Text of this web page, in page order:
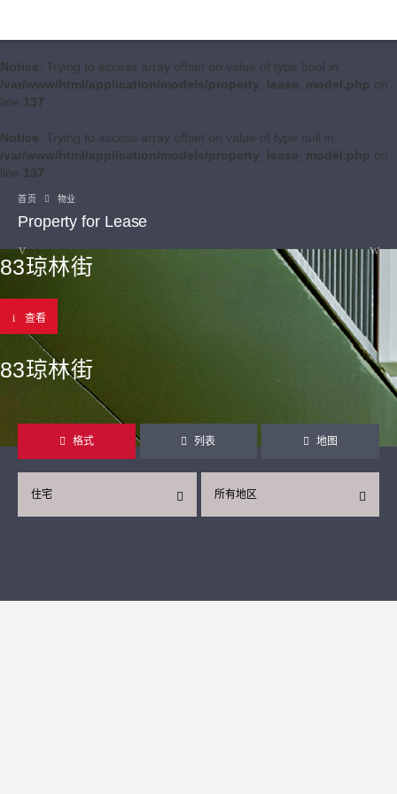
Notice: Trying to access array offset on value of type bool in
/var/www/html/application/models/property_lease_model.php on
line 137
Notice: Trying to access array offset on value of type null in
/var/www/html/application/models/property_lease_model.php on
line 137
首页 物业
Property for Lease
83琼林街
查看
83琼林街
格式 列表 地图
所有地区
住宅